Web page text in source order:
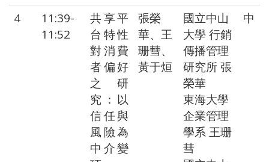
4
11:39-
11:52
共享平
台特性
對消費
者偏好
之研
究：以
信任與
風險為
中介變
張榮
華、王
珊彗、
黃于烜
國立中山
大學 行銷
傳播管理
研究所 張
榮華
東海大學
企業管理
學系 王珊
彗
中